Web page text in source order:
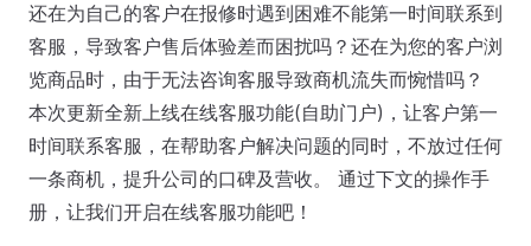
还在为自己的客户在报修时遇到困难不能第一时间联系到
客服，导致客户售后体验差而困扰吗？还在为您的客户浏
览商品时，由于无法咨询客服导致商机流失而惋惜吗？
本次更新全新上线在线客服功能(自助门户)，让客户第一
时间联系客服，在帮助客户解决问题的同时，不放过任何
一条商机，提升公司的口碑及营收。 通过下文的操作手
册，让我们开启在线客服功能吧！